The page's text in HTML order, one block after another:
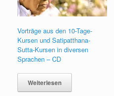
Vorträge aus den 10-Tage-
Kursen und Satipatthana-
Sutta-Kursen in diversen
Sprachen – CD
Weiterlesen